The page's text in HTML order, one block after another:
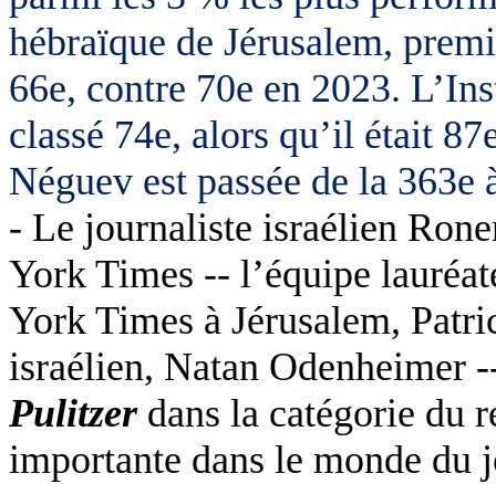
hébraïque de Jérusalem,
66e, contre 70e en 2023.
classé 74e, alors qu’il était
Néguev est passée de la 363e
- Le journaliste israélien
York Times -- l’équipe
York Times à Jérusalem,
israélien, Natan Odenheimer
Pulitzerdans la catégorie du
importante dans le monde du